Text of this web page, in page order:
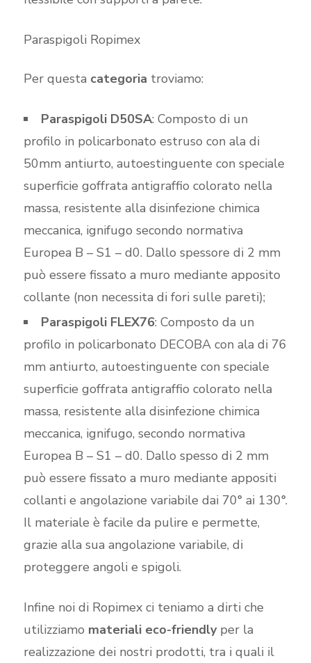
Paraspigoli Ropimex
Per questa categoria troviamo:
Paraspigoli D50SA: Composto di un
profilo in policarbonato estruso con ala di
50mm antiurto, autoestinguente con speciale
superficie goffrata antigraffio colorato nella
massa, resistente alla disinfezione chimica
meccanica, ignifugo secondo normativa
Europea B – S1 – d0. Dallo spessore di 2 mm
può essere fissato a muro mediante apposito
collante (non necessita di fori sulle pareti);
Paraspigoli FLEX76: Composto da un
profilo in policarbonato DECOBA con ala di 76
mm antiurto, autoestinguente con speciale
superficie goffrata antigraffio colorato nella
massa, resistente alla disinfezione chimica
meccanica, ignifugo, secondo normativa
Europea B – S1 – d0. Dallo spesso di 2 mm
può essere fissato a muro mediante appositi
collanti e angolazione variabile dai 70° ai 130°.
Il materiale è facile da pulire e permette,
grazie alla sua angolazione variabile, di
proteggere angoli e spigoli.
Infine noi di Ropimex ci teniamo a dirti che
utilizziamo materiali eco-friendlyper la
realizzazione dei nostri prodotti, tra i quali il